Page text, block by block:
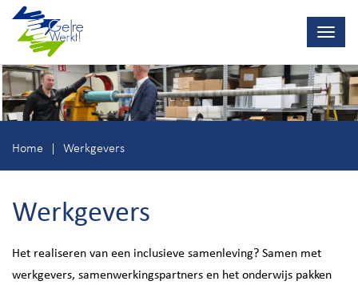
Ga
direct
naar
Home Werkgevers
Werkgevers
Het realiseren van een inclusieve samenleving? Samen met
werkgevers, samenwerkingspartners en het onderwijs pakken